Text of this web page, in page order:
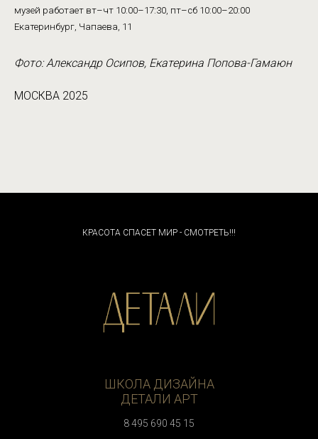
музей работает вт–чт 10:00–17:30, пт–сб 10:00–20:00
Екатеринбург, Чапаева, 11
Фото: Александр Осипов, Екатерина Попова-Гамаюн
МОСКВА 2025
КРАСОТА СПАСЕТ МИР - СМОТРЕТЬ!!!
ШКОЛА ДИЗАЙНА
ДЕТАЛИ АРТ
8 495 690 45 15